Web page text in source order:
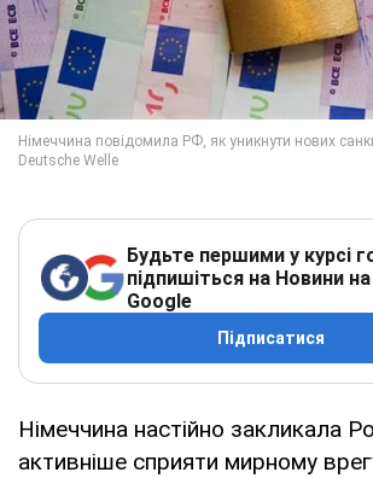
Будьте першими у курсі
підпишіться на Новини
Google
Підписатися
Німеччина настійно закликала
активніше сприяти мирному